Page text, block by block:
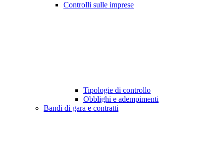
Controlli sulle imprese
Tipologie di controllo
Obblighi e adempimenti
Bandi di gara e contratti